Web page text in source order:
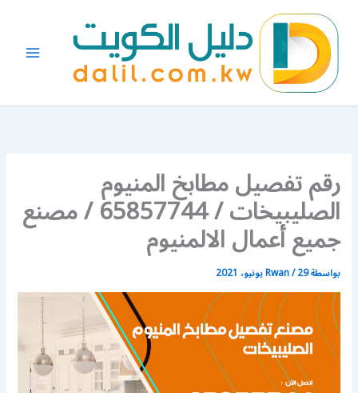
المحتوى
رقم تفصيل مطابخ المنيوم
الصليبيخات / 65857744 / مصنع
جميع أعمال الالمنيوم
بواسطة Rwan/29 يونيو، 2021